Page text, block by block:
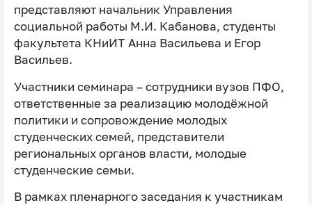
представляют начальник Управления
социальной работы М.И. Кабанова, студенты
факультета КНиИТ Анна Васильева и Егор
Васильев.
Участники семинара – сотрудники вузов ПФО,
ответственные за реализацию молодёжной
политики и сопровождение молодых
студенческих семей, представители
региональных органов власти, молодые
студенческие семьи.
В рамках пленарного заседания к участникам